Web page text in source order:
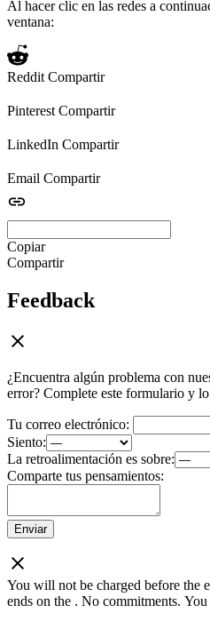
Al hacer clic en las redes a
ventana:
Reddit Compartir
Pinterest Compartir
LinkedIn Compartir
Email Compartir
Copiar
Compartir
Feedback
¿Encuentra algún problema con
error? Complete este formulario y
Tu correo electrónico:
Siento:
La retroalimentación es sobre:
Comparte tus pensamientos:
Enviar
You will not be charged before the
ends on the . No commitments.